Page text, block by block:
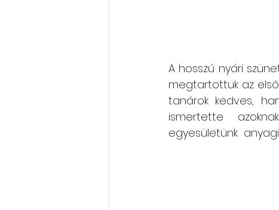
A hosszú nyári
megtartottuk az első
tanárok kedves,
ismertette